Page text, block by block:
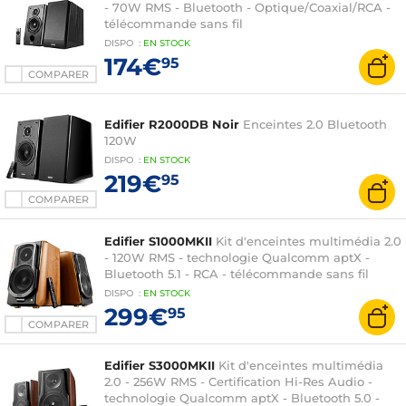
COMPARER
- 70W RMS - Bluetooth - Optique/Coaxial/RCA -
télécommande sans fil
DISPO : EN STOCK
174€95
COMPARER
Edifier R2000DB Noir Enceintes 2.0 Bluetooth
120W
DISPO : EN STOCK
219€95
COMPARER
Edifier S1000MKII Kit d'enceintes multimédia 2.0
- 120W RMS - technologie Qualcomm aptX -
Bluetooth 5.1 - RCA - télécommande sans fil
DISPO : EN STOCK
299€95
Edifier S3000MKII Kit d'enceintes multimédia
2.0 - 256W RMS - Certification Hi-Res Audio -
technologie Qualcomm aptX - Bluetooth 5.0 -